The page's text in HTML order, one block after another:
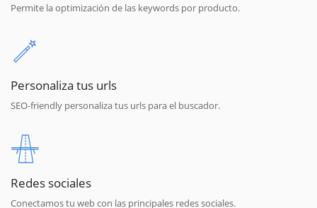
Permite la optimización de las keywords por producto.
Personaliza tus urls
SEO-friendly personaliza tus urls para el buscador.
Redes sociales
Conectamos tu web con las principales redes sociales.